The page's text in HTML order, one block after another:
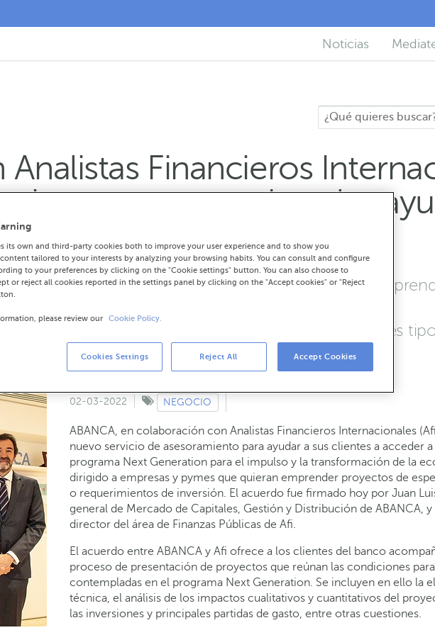
Noticias
Financieros
para acceder a las
va dirigida a empresas y pymes que quieran
requerimientos de inversión
la llegada de los fondos europeos a los diferentes
y necesidades
02-03-2022 NEGOCIO
ABANCA, en colaboración con Analistas Financieros Internacionales
nuevo servicio de asesoramiento para ayudar a sus clientes a acceder
programa Next Generation para el impulso y la transformación de la
dirigido a empresas y pymes que quieran emprender proyectos de
o requerimientos de inversión. El acuerdo fue firmado hoy por Juan
general de Mercado de Capitales, Gestión y Distribución de ABANCA,
director del área de Finanzas Públicas de Afi.
El acuerdo entre ABANCA y Afi ofrece a los clientes del banco
proceso de presentación de proyectos que reúnan las condiciones
contempladas en el programa Next Generation. Se incluyen en ello la
técnica, el análisis de los impactos cualitativos y cuantitativos del
las inversiones y principales partidas de gasto, entre otras cuestiones.
its own and third-party cookies both to improve your user experience and to show you
tailored to your interests by analyzing your browsing habits. You can consult and configure
to your preferences by clicking on the "Cookie settings" button. You can also choose to
or reject all cookies reported in the settings panel by clicking on the "Accept cookies" or "Reject
please review our Cookie Policy.
Cookies Settings Reject All Accept Cookies